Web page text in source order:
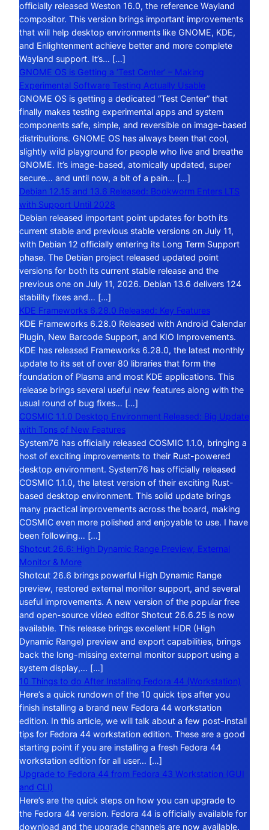
officially released Weston 16.0, the reference Wayland
compositor. This version brings important improvements
that will help desktop environments like GNOME, KDE,
and Enlightenment achieve better and more complete
Wayland support. It’s… […]
GNOME OS is Getting a ‘Test Center’ – Making
Experimental Software Testing Actually Usable
GNOME OS is getting a dedicated “Test Center” that
finally makes testing experimental apps and system
components safe, simple, and reversible on image-based
distributions. GNOME OS has always been that cool,
slightly wild playground for people who live and breathe
GNOME. It’s image-based, atomically updated, super
secure… and until now, a bit of a pain… […]
Debian 12.15 and 13.6 Released: Bookworm Enters LTS
with Support Until 2028
Debian released important point updates for both its
current stable and previous stable versions on July 11,
with Debian 12 officially entering its Long Term Support
phase. The Debian project released updated point
versions for both its current stable release and the
previous one on July 11, 2026. Debian 13.6 delivers 124
stability fixes and… […]
KDE Frameworks 6.28.0 Released: Key Features
KDE Frameworks 6.28.0 Released with Android Calendar
Plugin, New Barcode Support, and KIO Improvements.
KDE has released Frameworks 6.28.0, the latest monthly
update to its set of over 80 libraries that form the
foundation of Plasma and most KDE applications. This
release brings several useful new features along with the
usual round of bug fixes… […]
COSMIC 1.1.0 Desktop Environment Released: Big Update
with Tons of New Features
System76 has officially released COSMIC 1.1.0, bringing a
host of exciting improvements to their Rust-powered
desktop environment. System76 has officially released
COSMIC 1.1.0, the latest version of their exciting Rust-
based desktop environment. This solid update brings
many practical improvements across the board, making
COSMIC even more polished and enjoyable to use. I have
been following… […]
Shotcut 26.6: High Dynamic Range Preview, External
Monitor & More
Shotcut 26.6 brings powerful High Dynamic Range
preview, restored external monitor support, and several
useful improvements. A new version of the popular free
and open-source video editor Shotcut 26.6.25 is now
available. This release brings excellent HDR (High
Dynamic Range) preview and export capabilities, brings
back the long-missing external monitor support using a
system display,… […]
10 Things to do After Installing Fedora 44 (Workstation)
Here’s a quick rundown of the 10 quick tips after you
finish installing a brand new Fedora 44 workstation
edition. In this article, we will talk about a few post-install
tips for Fedora 44 workstation edition. These are a good
starting point if you are installing a fresh Fedora 44
workstation edition for all user… […]
Upgrade to Fedora 44 from Fedora 43 Workstation (GUI
and CLI)
Here’s are the quick steps on how you can upgrade to
the Fedora 44 version. Fedora 44 is officially available for
download and the upgrade channels are now available.